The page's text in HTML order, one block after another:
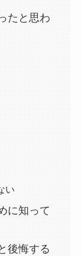
たと思わ
い
に知って
後悔する